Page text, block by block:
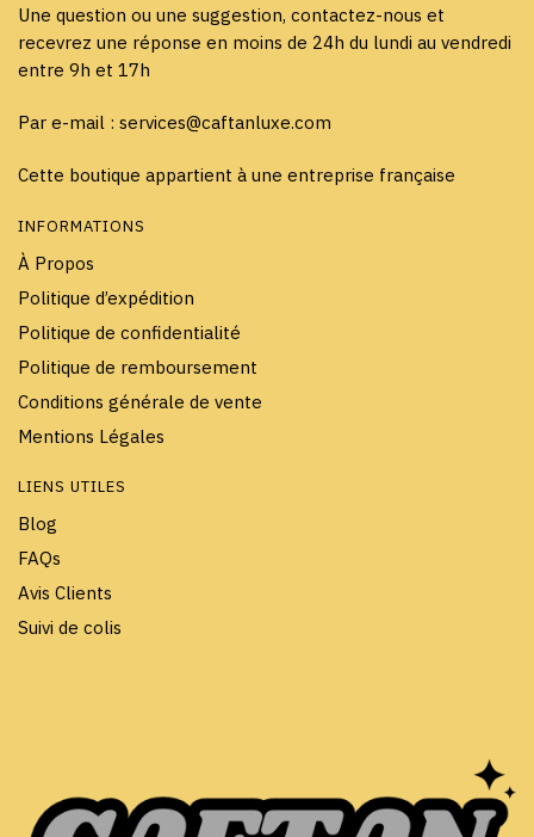
Une question ou une suggestion, contactez-nous et
recevrez une réponse en moins de 24h du lundi au vendredi
entre 9h et 17h
Par e-mail : services@caftanluxe.com
Cette boutique appartient à une entreprise française
INFORMATIONS
À Propos
Politique d’expédition
Politique de confidentialité
Politique de remboursement
Conditions générale de vente
Mentions Légales
LIENS UTILES
Blog
FAQs
Avis Clients
Suivi de colis